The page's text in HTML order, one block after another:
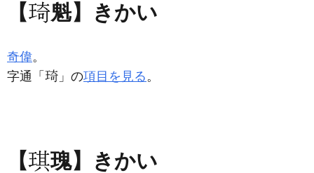
【 魁】きかい
奇偉。
字通「
」の項目を見る。
【 瑰】きかい